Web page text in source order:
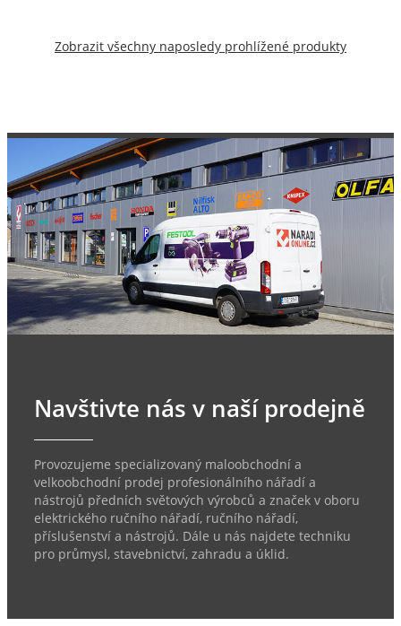
Zobrazit všechny naposledy prohlížené produkty
Navštivte nás v naší prodejně
Provozujeme specializovaný maloobchodní a
velkoobchodní prodej profesionálního nářadí a
nástrojů předních světových výrobců a značek v oboru
elektrického ručního nářadí, ručního nářadí,
příslušenství a nástrojů. Dále u nás najdete techniku
pro průmysl, stavebnictví, zahradu a úklid.